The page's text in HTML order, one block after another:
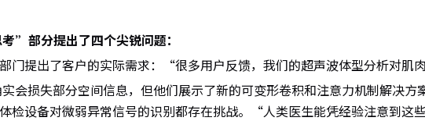
部分提出了四个尖锐问题：
提出了客户的实际需求：“很多用户反馈，我们的超声波体型分析对肌
损失部分空间信息，但他们展示了新的可变形卷积和注意力机制解决方
设备对微弱异常信号的识别都存在挑战。
“人类医生能凭经验注意到这